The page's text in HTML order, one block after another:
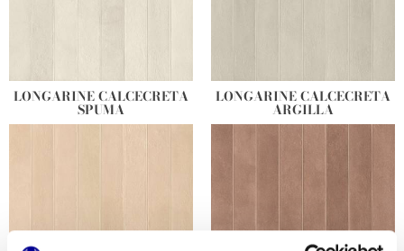
LONGARINE CALCECRETA
SPUMA
LONGARINE CALCECRETA
ARGILLA